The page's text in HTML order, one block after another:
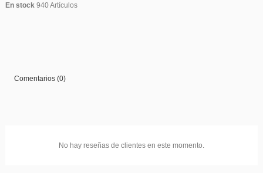
En stock 940 Artículos
Comentarios (0)
No hay reseñas de clientes en este momento.